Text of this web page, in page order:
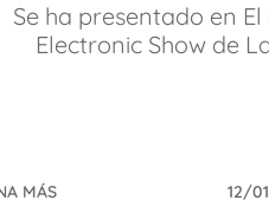
Se ha presentado en
Electronic Show de
MÁS 12/